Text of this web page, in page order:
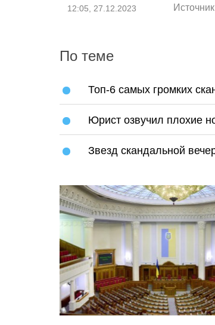
12:05, 27.12.2023
По теме
Топ-6 самых громких
Юрист озвучил плохие
Звезд скандальной